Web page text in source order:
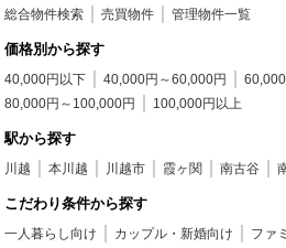
総合物件検索 売買物件 管理物件一覧
価格別から探す
40,000円以下 40,000円～60,000円
80,000円～100,000円
100,000円以上
駅から探す
川越 本川越 川越市 霞ヶ関 南古谷
こだわり条件から探す
一人暮らし向け カップル・新婚向け ファ